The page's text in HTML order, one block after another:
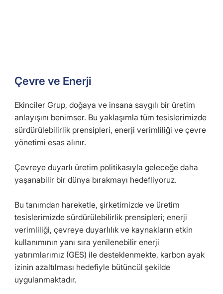
Çevre ve Enerji
Ekinciler Grup, doğaya ve insana saygılı bir üretim
anlayışını benimser. Bu yaklaşımla tüm tesislerimizde
sürdürülebilirlik prensipleri, enerji verimliliği ve çevre
yönetimi esas alınır.
Çevreye duyarlı üretim politikasıyla geleceğe daha
yaşanabilir bir dünya bırakmayı hedefliyoruz.
Bu tanımdan hareketle, şirketimizde ve üretim
tesislerimizde sürdürülebilirlik prensipleri; enerji
verimliliği, çevreye duyarlılık ve kaynakların etkin
kullanımının yanı sıra yenilenebilir enerji
yatırımlarımız (GES) ile desteklenmekte, karbon ayak
izinin azaltılması hedefiyle bütüncül şekilde
uygulanmaktadır.